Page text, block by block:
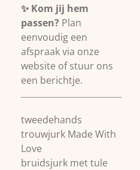
✨ Kom jij hem
passen? Plan
eenvoudig een
afspraak via onze
website of stuur ons
een berichtje.
tweedehands
trouwjurk Made With
Love
bruidsjurk met tule